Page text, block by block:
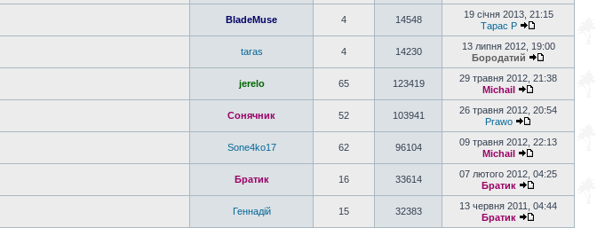
BladeMuse 4 14548
19 січня 2013, 21:15
Тарас P
taras 4 14230
13 липня 2012, 19:00
Бородатий
jerelo 65 123419
29 травня 2012, 21:38
Michail
Сонячник 52 103941
26 травня 2012, 20:54
Prawo
Sone4ko17 62 96104
09 травня 2012, 22:13
Michail
Братик 16 33614
07 лютого 2012, 04:25
Братик
Геннадій 15 32383
13 червня 2011, 04:44
Братик